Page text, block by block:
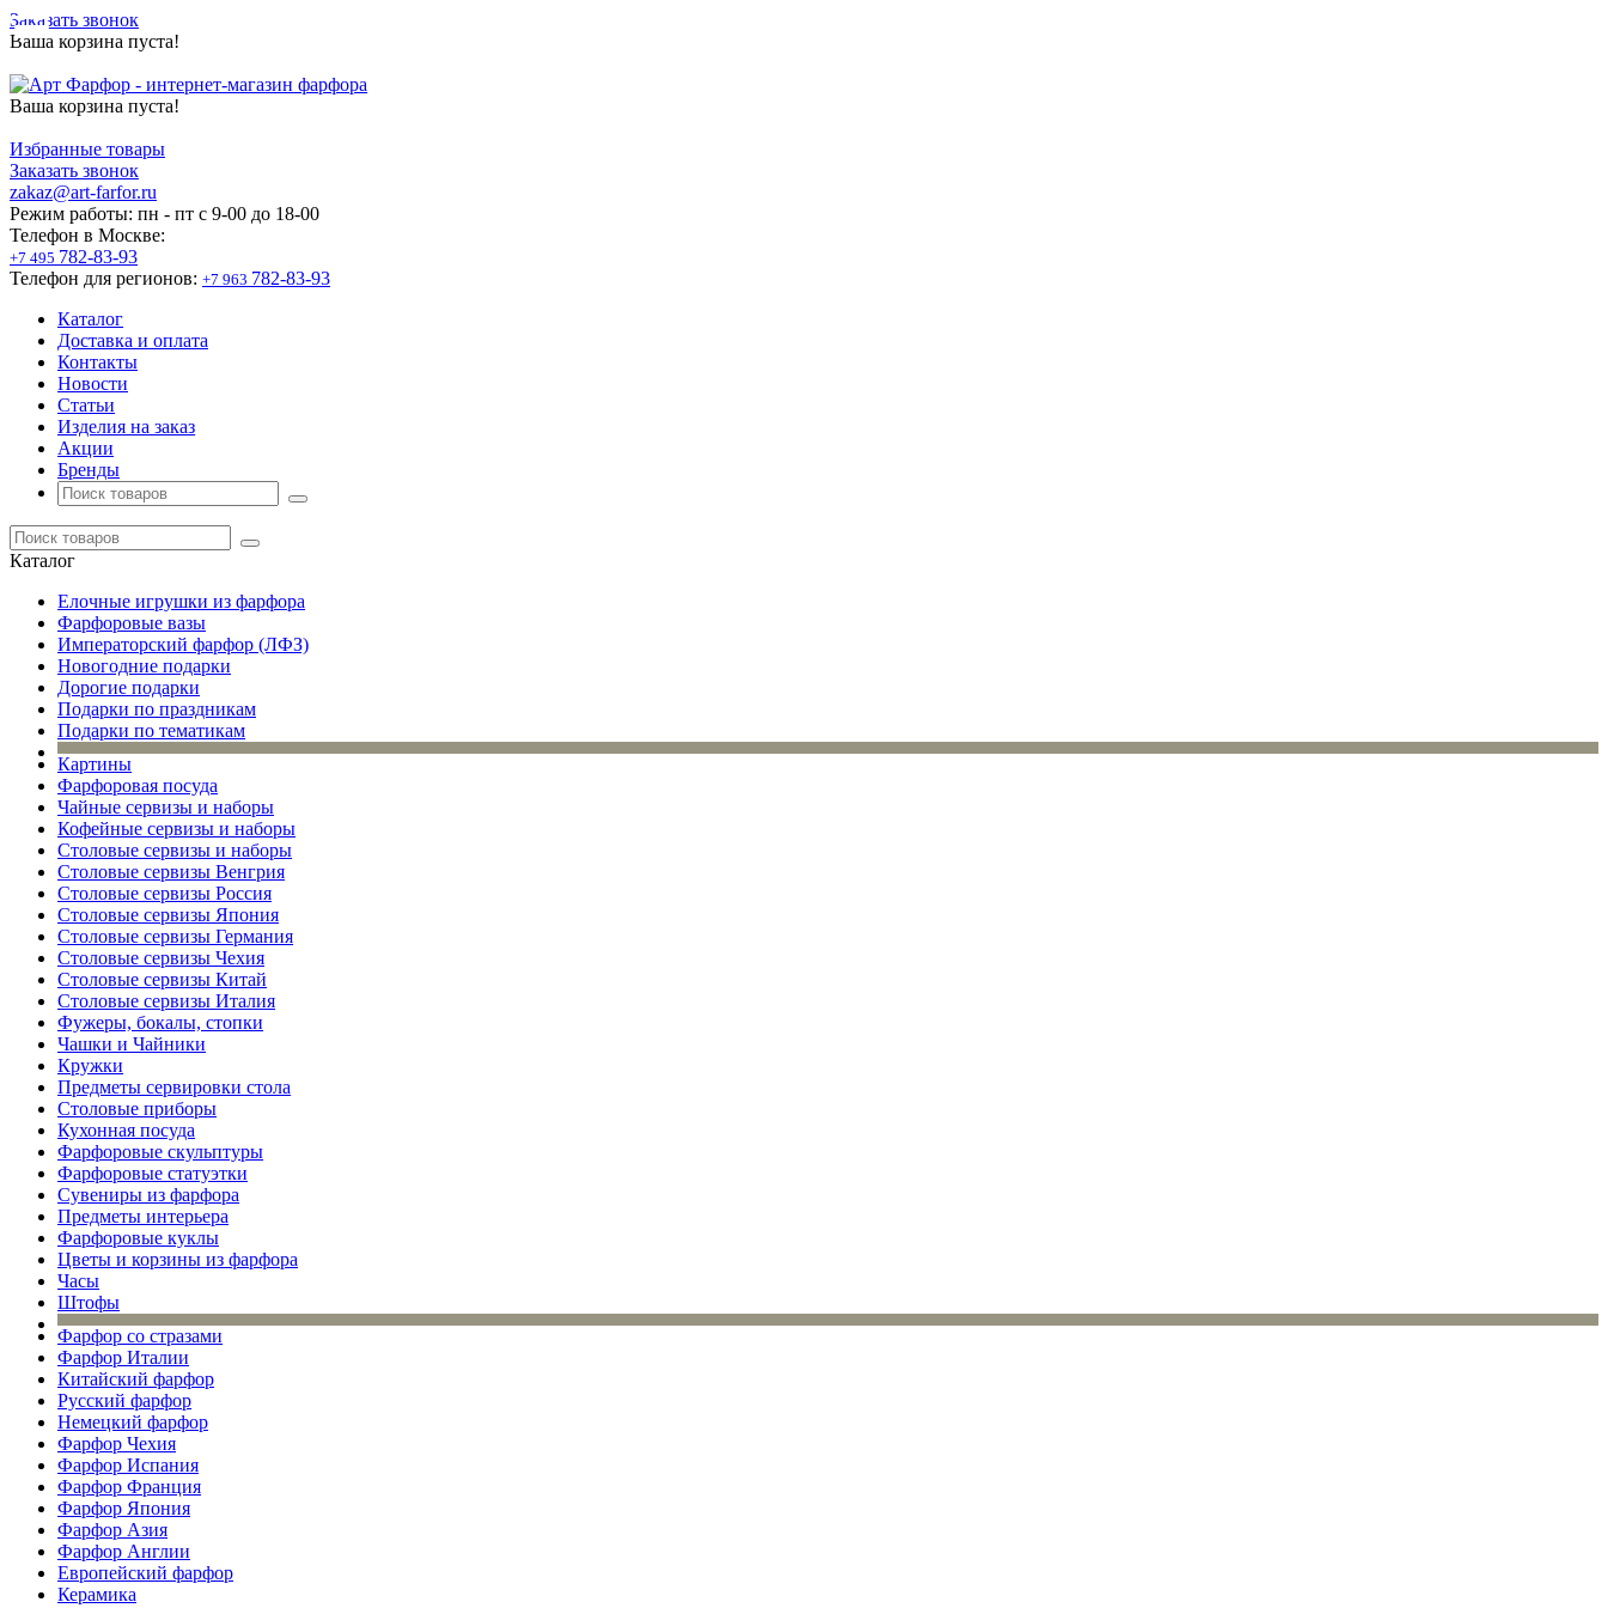
Заказать звонок
Ваша корзина пуста!
Ваша корзина пуста!
Избранные товары
Заказать звонок
zakaz@art-farfor.ru
Режим работы: пн - пт c 9-00 до 18-00
Телефон в Москве:
+7 495 782-83-93
Телефон для регионов: +7 963 782-83-93
Каталог
Доставка и оплата
Контакты
Новости
Статьи
Изделия на заказ
Акции
Бренды
Каталог
Елочные игрушки из фарфора
Фарфоровые вазы
Императорский фарфор (ЛФЗ)
Новогодние подарки
Дорогие подарки
Подарки по праздникам
Подарки по тематикам
Картины
Фарфоровая посуда
Чайные сервизы и наборы
Кофейные сервизы и наборы
Столовые сервизы и наборы
Столовые сервизы Венгрия
Столовые сервизы Россия
Столовые сервизы Япония
Столовые сервизы Германия
Столовые сервизы Чехия
Столовые сервизы Китай
Столовые сервизы Италия
Фужеры, бокалы, стопки
Чашки и Чайники
Кружки
Предметы сервировки стола
Столовые приборы
Кухонная посуда
Фарфоровые скульптуры
Фарфоровые статуэтки
Сувениры из фарфора
Предметы интерьера
Фарфоровые куклы
Цветы и корзины из фарфора
Часы
Штофы
Фарфор со стразами
Фарфор Италии
Китайский фарфор
Русский фарфор
Немецкий фарфор
Фарфор Чехия
Фарфор Испания
Фарфор Франция
Фарфор Япония
Фарфор Азия
Фарфор Англии
Европейский фарфор
Керамика